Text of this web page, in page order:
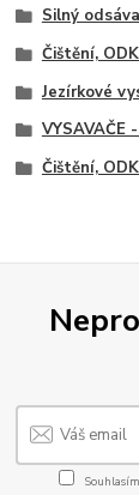
Silný
Čištění,
Jezírkové
VYSAVAČE
Čištění,